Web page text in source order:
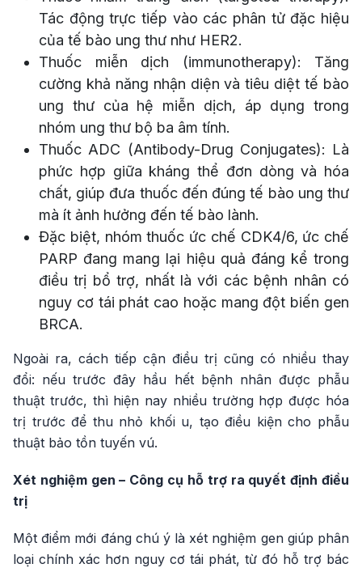
Tác động trực tiếp vào các phân tử đặc hiệu
của tế bào ung thư như HER2.
Thuốc miễn dịch (immunotherapy): Tăng
cường khả năng nhận diện và tiêu diệt tế bào
ung thư của hệ miễn dịch, áp dụng trong
nhóm ung thư bộ ba âm tính.
Thuốc ADC (Antibody-Drug Conjugates): Là
phức hợp giữa kháng thể đơn dòng và hóa
chất, giúp đưa thuốc đến đúng tế bào ung thư
mà ít ảnh hưởng đến tế bào lành.
Đặc biệt, nhóm thuốc ức chế CDK4/6, ức chế
PARP đang mang lại hiệu quả đáng kể trong
điều trị bổ trợ, nhất là với các bệnh nhân có
nguy cơ tái phát cao hoặc mang đột biến gen
BRCA.
Ngoài ra, cách tiếp cận điều trị cũng có nhiều thay
đổi: nếu trước đây hầu hết bệnh nhân được phẫu
thuật trước, thì hiện nay nhiều trường hợp được hóa
trị trước để thu nhỏ khối u, tạo điều kiện cho phẫu
thuật bảo tồn tuyến vú.
Xét nghiệm gen – Công cụ hỗ trợ ra quyết định điều
trị
Một điểm mới đáng chú ý là xét nghiệm gen giúp phân
loại chính xác hơn nguy cơ tái phát, từ đó hỗ trợ bác